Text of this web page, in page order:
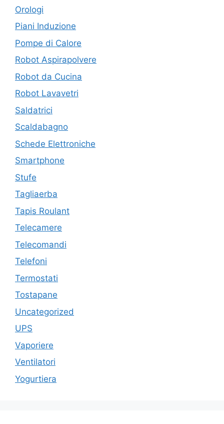
Orologi
Piani Induzione
Pompe di Calore
Robot Aspirapolvere
Robot da Cucina
Robot Lavavetri
Saldatrici
Scaldabagno
Schede Elettroniche
Smartphone
Stufe
Tagliaerba
Tapis Roulant
Telecamere
Telecomandi
Telefoni
Termostati
Tostapane
Uncategorized
UPS
Vaporiere
Ventilatori
Yogurtiera